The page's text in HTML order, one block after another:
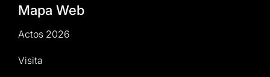
Mapa Web
Actos 2026
Visita